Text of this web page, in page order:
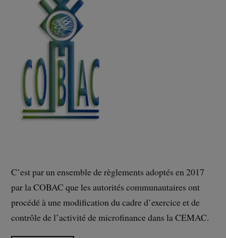
C’est par un ensemble de règlements adoptés en 2017
par la COBAC que les autorités communautaires ont
procédé à une modification du cadre d’exercice et de
contrôle de l’activité de microfinance dans la CEMAC.